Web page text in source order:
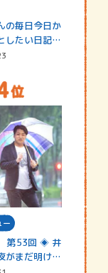
の毎日今日か
したい日記
ー
第53回 ◈ 井
がまだ明けな